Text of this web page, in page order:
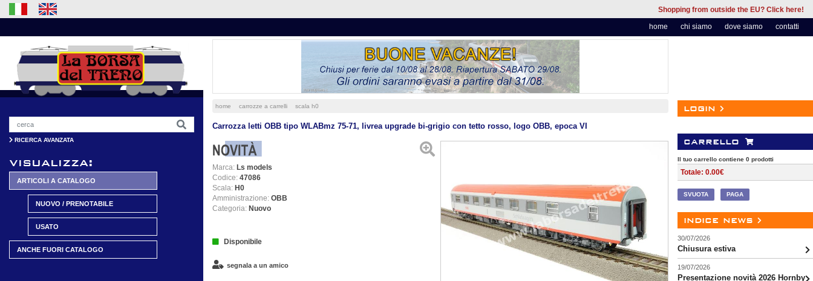
Shopping from outside the EU? Click here!
home
chi siamo dove siamo contatti
RICERCA AVANZATA
visualizza:
ARTICOLI A CATALOGO
NUOVO / PRENOTABILE
USATO
ANCHE FUORI CATALOGO
home carrozze a carrelli scala h0
Carrozza letti OBB tipo WLABmz 75-71, livrea upgrade bi-grigio con tetto rosso, logo OBB, epoca VI
Marca: Ls models
Codice: 47086
Scala: H0
Amministrazione: OBB
Categoria: Nuovo
Disponibile
segnala a un amico
login
carrello
Il tuo carrello contiene 0 prodotti
Totale: 0.00€
SVUOTA PAGA
indice news
30/07/2026
Chiusura estiva
19/07/2026
Presentazione novità 2026 Hornby